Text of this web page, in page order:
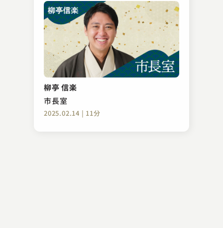
柳亭 信楽
市長室
2025.02.14 | 11分
五明樓 玉の輔
都々逸親子
2023.10.09 | 11分